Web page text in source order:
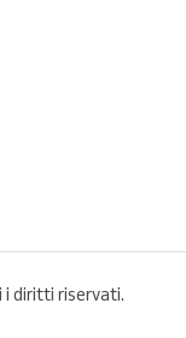
diritti riservati.